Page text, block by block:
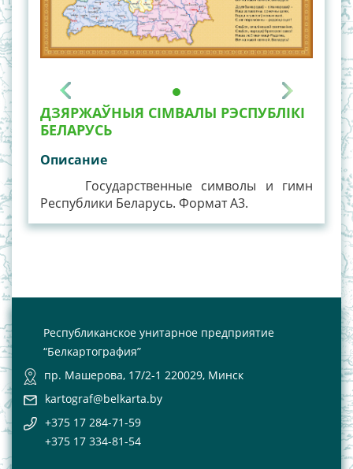
ДЗЯРЖАЎНЫЯ СIМВАЛЫ РЭСПУБЛIКI
БЕЛАРУСЬ
Описание
Государственные символы и гимн
Республики Беларусь. Формат А3.
Республиканское унитарное предприятие
“Белкартография”
пр. Машерова, 17/2-1 220029, Минск
kartograf@belkarta.by
+375 17 284-71-59
+375 17 334-81-54